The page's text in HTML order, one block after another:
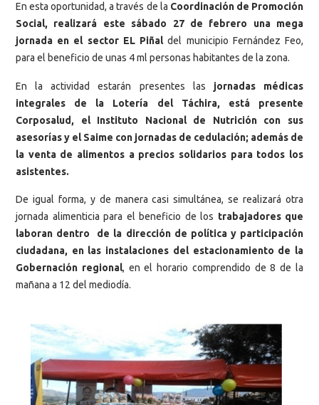
En esta oportunidad, a través de la Coordinación de Promoción
Social, realizará este sábado 27 de febrero una mega
jornada en el sector EL Piñaldel municipio Fernández Feo,
para el beneficio de unas 4 ml personas habitantes de la zona.
En la actividad estarán presentes las jornadas médicas
integrales de la Lotería del Táchira, está presente
Corposalud, el Instituto Nacional de Nutrición con sus
asesorías y el Saime con jornadas de cedulación; además de
la venta de alimentos a precios solidarios para todos los
asistentes.
De igual forma, y de manera casi simultánea, se realizará otra
jornada alimenticia para el beneficio de los trabajadores que
laboran dentro de la dirección de política y participación
ciudadana, en las instalaciones del estacionamiento de la
Gobernación regional, en el horario comprendido de 8 de la
mañana a 12 del mediodía.